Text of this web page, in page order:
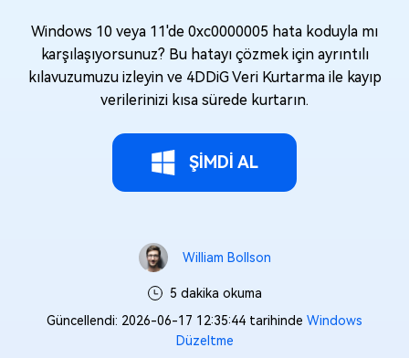
Windows 10 veya 11'de 0xc0000005 hata koduyla mı
karşılaşıyorsunuz? Bu hatayı çözmek için ayrıntılı
kılavuzumuzu izleyin ve 4DDiG Veri Kurtarma ile kayıp
verilerinizi kısa sürede kurtarın.
ŞİMDİ AL
William Bollson
5 dakika okuma
Güncellendi: 2026-06-17 12:35:44 tarihinde Windows
Düzeltme